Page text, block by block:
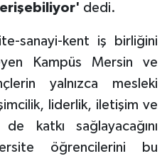
dedi.
sanayi-kent iş birliğini
Kampüs Mersin ve
yalnızca mesleki
liderlik, iletişim ve
katkı sağlayacağını
öğrencilerini bu